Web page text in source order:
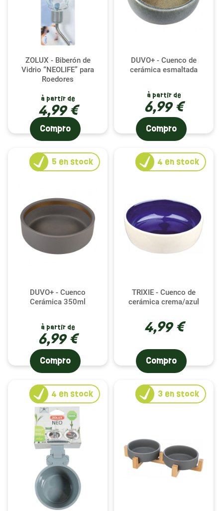
ZOLUX - Biberón de
Vidrio “NEOLIFE” para
Roedores
à partir de
4,99 €
Compro
DUVO+ - Cuenco de
cerámica esmaltada
à partir de
6,99 €
Compro
DUVO+ - Cuenco
Cerámica 350ml
à partir de
6,99 €
5 en stock
Compro
TRIXIE - Cuenco de
cerámica crema/azul
4,99 €
4 en stock
Compro
4 en stock 3 en stock